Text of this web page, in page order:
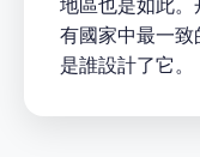
有國家中最一
是誰設計了它。